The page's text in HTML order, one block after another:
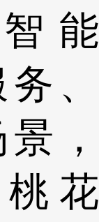
能
、
，
花